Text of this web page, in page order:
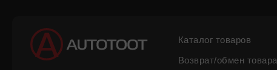
Каталог товаров
Возврат/обмен товара